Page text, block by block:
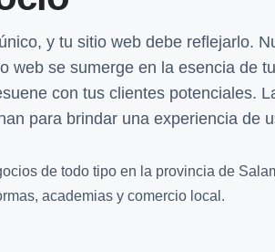
y tu sitio web debe reflejarlo.
web se sumerge en la esencia de
con tus clientes potenciales.
para brindar una experiencia de
de todo tipo en la provincia de
academias y comercio local.